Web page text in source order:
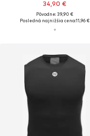
34,90 €
Pôvodne: 39,90 €
Posledná najnižšia cena:11,96 €